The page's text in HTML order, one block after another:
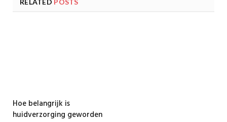
RELATED POSTS
Hoe belangrijk is
huidverzorging geworden